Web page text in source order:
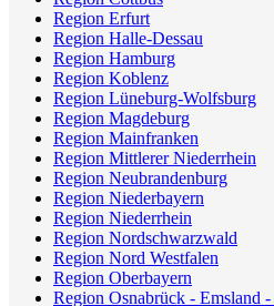
Region Erfurt
Region Halle-Dessau
Region Hamburg
Region Koblenz
Region Lüneburg-Wolfsburg
Region Magdeburg
Region Mainfranken
Region Mittlerer Niederrhein
Region Neubrandenburg
Region Niederbayern
Region Niederrhein
Region Nordschwarzwald
Region Nord Westfalen
Region Oberbayern
Region Osnabrück - Emsland